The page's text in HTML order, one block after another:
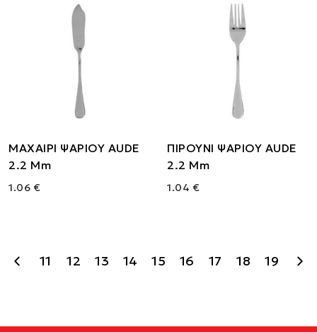
ΜΑΧΑΙΡΙ ΨΑΡΙΟΥ AUDE
2.2 Mm
1.06 €
ΠΙΡΟΥΝΙ ΨΑΡΙΟΥ AUDE
2.2 Mm
1.04 €
11 12 13 14 15 16 17 18 19